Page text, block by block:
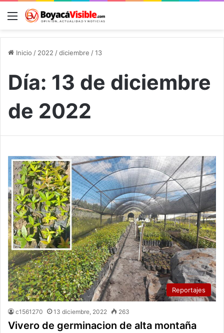
Menú
Inicio / 2022 /diciembre /13
Día: 13 de diciembre
de 2022
Reportajes
c1561270 13 diciembre, 2022 263
Vivero de germinacion de alta montaña